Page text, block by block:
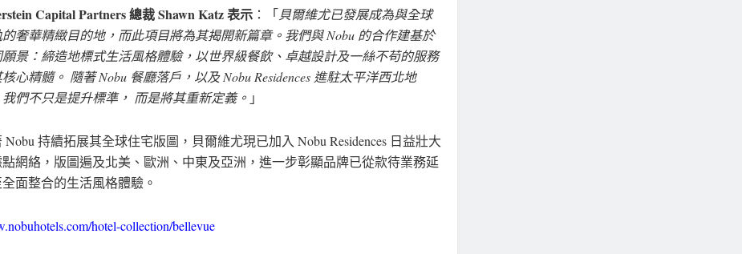
Capital Partners 總裁 Shawn Katz 表示 ：「貝爾維尤已發展成為與全球
奢華精緻目的地，而此項目將為其揭開新篇章。我們與 Nobu 的合作建基於
願景：締造地標式生活風格體驗，以世界級餐飲、卓越設計及一絲不苟的服務
心精髓。 隨著 Nobu 餐廳落戶，以及 Nobu Residences 進駐太平洋西北地
我們不只是提升標準， 而是將其重新定義。 」
Nobu 持續拓展其全球住宅版圖，貝爾維尤現已加入 Nobu Residences 日益壯大
網絡，版圖遍及北美、歐洲、中東及亞洲，進一步彰顯品牌已從款待業務延
面整合的生活風格體驗。
hotel-collection/bellevue